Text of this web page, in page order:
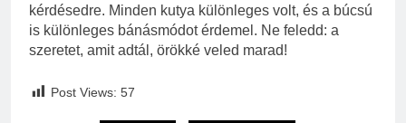
kérdésedre. Minden kutya különleges volt, és a búcsú
is különleges bánásmódot érdemel. Ne feledd: a
szeretet, amit adtál, örökké veled marad!
Post Views: 57